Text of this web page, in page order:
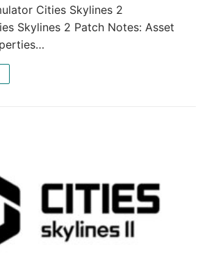
Cities Skylines 2
Skylines 2 Patch Notes: Asset